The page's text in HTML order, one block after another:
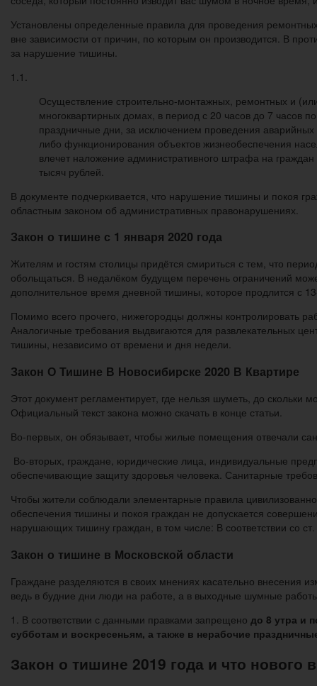
Установлены определенные правила для проведения
вне зависимости от причин, по которым он производится. В
за нарушение тишины.
1.1.
Осуществление строительно-монтажных, ремонтных и
многоквартирных домах, в период с 20 часов до 7 часов
праздничные дни, за исключением проведения
либо функционирования объектов жизнеобеспечения
влечет наложение административного штрафа на
тысяч рублей.
В документе подчеркивается, что нарушение тишины и покоя
областным законом об административных правонарушениях.
Закон о тишине с 1 января 2020 года
Жителям и гостям столицы придётся смириться с тем, что
обольщаться. В недалёком будущем перечень ограничений
дополнительное время дневной тишины, которое продлится с
Помимо всего прочего, нижегородцы должны контролировать
Аналогичные требования выдвигаются для развлекательных
тишины, независимо от времени и дня недели.
Закон О Тишине В Новосибирске 2020 В Квартире
Этот документ регламентирует, где нельзя шуметь, до
Официальный текст закона можно скачать в конце статьи.
Во-первых, он обязывает, чтобы жилые помещения отвечали
Во-вторых, граждане, юридические лица, индивидуальные
обеспечивающие защиту здоровья человека. Санитарные
Чтобы жители соблюдали элементарные правила
обеспечения тишины и покоя граждан не допускается
нарушающих тишину граждан, в том числе: В соответствии со ст.
Закон о тишине в Московской области
Граждане разделяются в своих мнениях касательно внесения
ведь в будние дни люди на работе, а в выходные шумные
1. В соответствии с данными правками запрещено до 8 утра и
субботам и воскресеньям, а также в нерабочие
Закон о тишине 2019 года и что нового